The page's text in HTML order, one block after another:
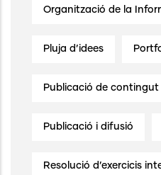
Organització de la
Pluja d’idees
Publicació de contingut
Publicació i difusió
Resolució d’exercicis